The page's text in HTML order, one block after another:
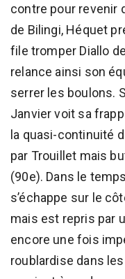
contre pour revenir
de Bilingi, Héquet
file tromper Diallo
relance ainsi son
serrer les boulons.
Janvier voit sa
la quasi-continuité
par Trouillet mais
(90e). Dans le
s’échappe sur le
mais est repris par
encore une fois
roublardise dans